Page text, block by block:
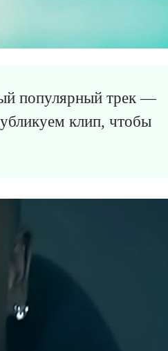
популярный трек —
клип, чтобы